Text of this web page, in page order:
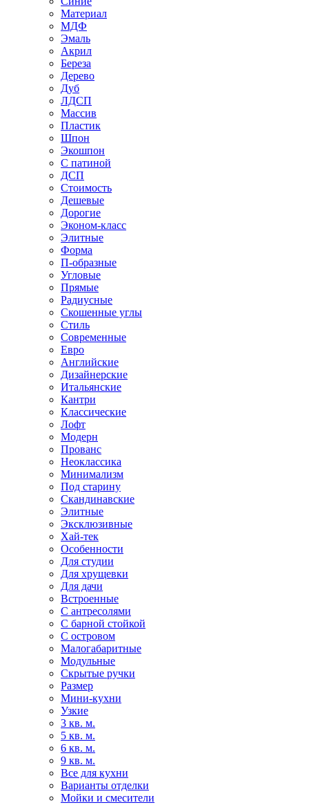
Материал
МДФ
Эмаль
Акрил
Береза
Дерево
Дуб
ЛДСП
Массив
Пластик
Шпон
Экошпон
С патиной
ДСП
Стоимость
Дешевые
Дорогие
Эконом-класс
Элитные
Форма
П-образные
Угловые
Прямые
Радиусные
Скошенные углы
Стиль
Современные
Евро
Английские
Дизайнерские
Итальянские
Кантри
Классические
Лофт
Модерн
Прованс
Неоклассика
Минимализм
Под старину
Скандинавские
Элитные
Эксклюзивные
Хай-тек
Особенности
Для студии
Для хрущевки
Для дачи
Встроенные
С антресолями
С барной стойкой
С островом
Малогабаритные
Модульные
Скрытые ручки
Размер
Мини-кухни
Узкие
3 кв. м.
5 кв. м.
6 кв. м.
9 кв. м.
Все для кухни
Варианты отделки
Мойки и смесители